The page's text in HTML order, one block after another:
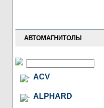
АВТОМАГНИТОЛЫ
ACV
ALPHARD